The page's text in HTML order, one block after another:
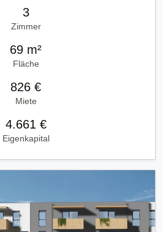
3
Zimmer
69 m²
Fläche
826 €
Miete
4.661 €
Eigenkapital